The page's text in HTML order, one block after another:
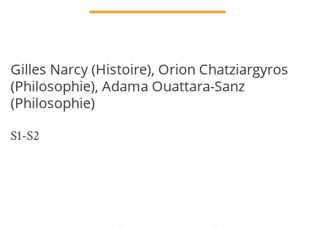
Gilles Narcy (Histoire), Orion Chatziargyros
(Philosophie), Adama Ouattara-Sanz
(Philosophie)
S1-S2